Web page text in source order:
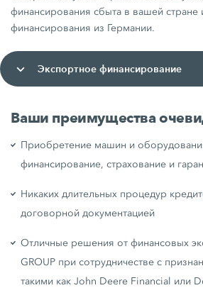
финансирования сбыта в вашей стране
финансирования из Германии.
Экспортное финансирование
Ваши преимущества
Приобретение машин и
финансирование, страхование и
Никаких длительных процедур
договорной документацией
Отличные решения от финансовых
GROUP при сотрудничестве с
такими как John Deere Financial или